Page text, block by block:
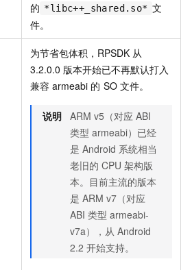
的 *libc++_shared.so* 文
件。
为节省包体积，RPSDK 从
3.2.0.0 版本开始已不再默认打入
兼容 armeabi 的 SO 文件。
说明 ARM v5（对应 ABI
类型 armeabi）已经
是 Android 系统相当
老旧的 CPU 架构版
本。目前主流的版本
是 ARM v7（对应
ABI 类型 armeabi-
v7a），从 Android
2.2 开始支持。